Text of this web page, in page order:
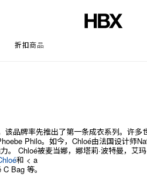
折扣商品
品牌率先推出了第一条成衣系列。许多
Philo。如今，Chloé由法国设计师
Chloé被麦当娜，娜塔莉·波特曼，艾
和 < a
Bag 等。